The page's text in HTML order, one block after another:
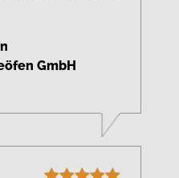
GmbH